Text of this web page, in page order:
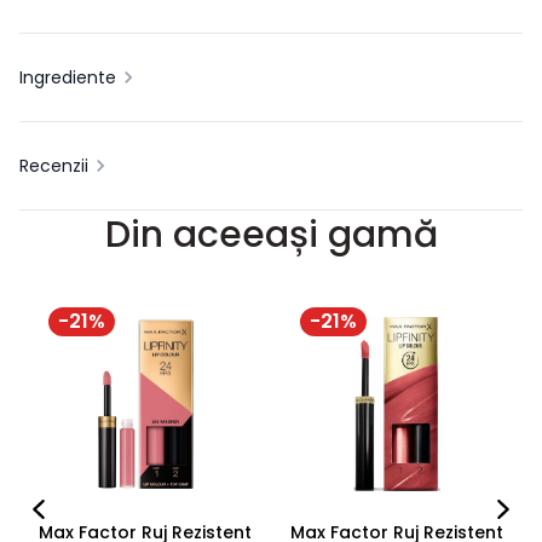
Ingrediente
Recenzii
Din aceeași gamă
-21%
Max Factor Ruj Rezistent
-21%
Max Factor Ruj Rezistent